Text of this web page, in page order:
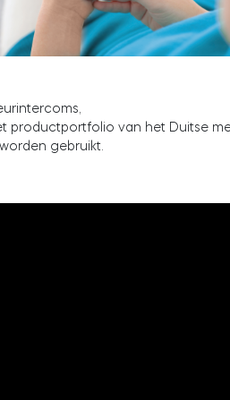
productportfolio van het Duitse
gebruikt.